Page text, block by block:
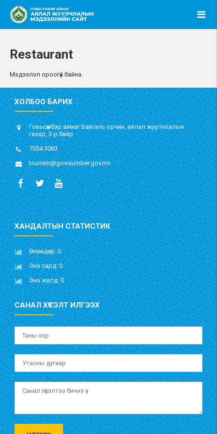
Restaurant
Мэдээлэл ороогүй байна.
ХОЛБОО БАРИХ
Говьсүмбэр аймаг Байгаль орчин, аялал жуулчлалын
газар, 3-р байр
7054 3063
tourism@govisumber.gov.mn
ХАНДАЛТЫН СТАТИСТИК
Өнөөдөр: 0
Энэ сард: 0
Энэ жилд: 0
САНАЛ ХҮСЭЛТ ИЛГЭЭХ